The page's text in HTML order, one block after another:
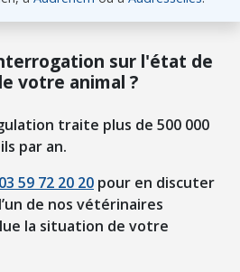
sur l'état de
votre animal ?
traite plus de 500 000
par an.
03 59 72 20 20 pour en discuter
de nos vétérinaires
la situation de votre